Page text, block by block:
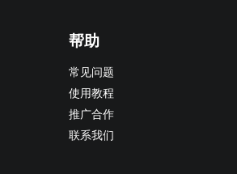
帮助
常见问题
使用教程
推广合作
联系我们